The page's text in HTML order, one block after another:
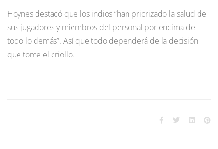
Hoynes destacó que los indios “han priorizado la salud de
sus jugadores y miembros del personal por encima de
todo lo demás”. Así que todo dependerá de la decisión
que tome el criollo.